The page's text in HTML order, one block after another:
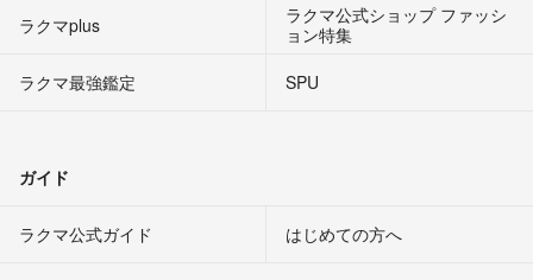
ラクマplus
ラクマ公式ショップ ファッシ
ョン特集
ラクマ最強鑑定
SPU
ガイド
ラクマ公式ガイド はじめての方へ